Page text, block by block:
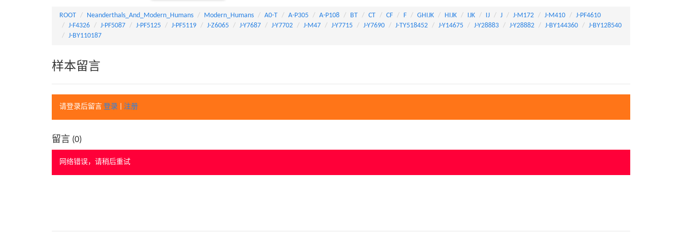
ROOT Neanderthals_And_Modern_Humans Modern_Humans A0-T A-P305 A-P108 BT CT CF F GHIJK HIJK IJK IJ J J-M172 J-M410
J-PF4610
J-F4326
J-PF5087 J-PF5125 J-PF5119 J-Z6065 J-Y7687 J-Y7702 J-M47 J-Y7715 J-Y7690 J-TY518452 J-Y14675 J-Y28883 J-Y28882 J-BY144360
J-BY128540
J-BY110187
样本留言
请登录后留言 登录 注册
留言 (0)
网络错误，请稍后重试